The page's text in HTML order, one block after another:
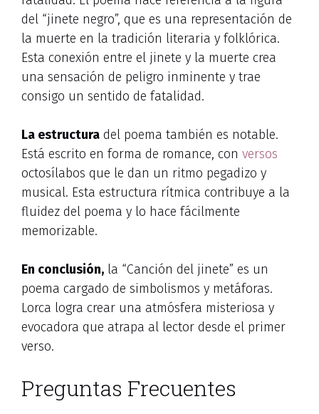
del “jinete negro”, que es una representación de
la muerte en la tradición literaria y folklórica.
Esta conexión entre el jinete y la muerte crea
una sensación de peligro inminente y trae
consigo un sentido de fatalidad.
La estructura del poema también es notable.
Está escrito en forma de romance, con versos
octosílabos que le dan un ritmo pegadizo y
musical. Esta estructura rítmica contribuye a la
fluidez del poema y lo hace fácilmente
memorizable.
En conclusión, la “Canción del jinete” es un
poema cargado de simbolismos y metáforas.
Lorca logra crear una atmósfera misteriosa y
evocadora que atrapa al lector desde el primer
verso.
Preguntas Frecuentes